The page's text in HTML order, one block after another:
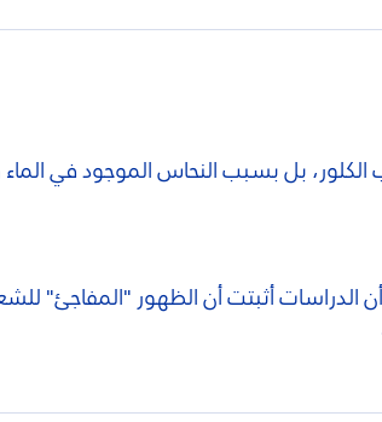
بل بسبب النحاس الموجود في الماء
أثبتت أن الظهور "المفاجئ"